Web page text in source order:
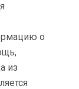
о
из